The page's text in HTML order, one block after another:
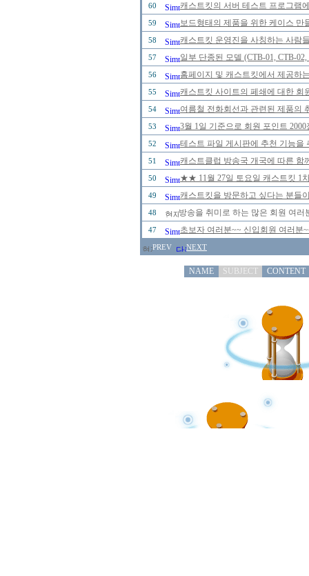
60 캐스트킷의 서버 테스트 프로그램
59 보드형태의 제품을 위한 케이스 만
58 캐스트킷 운영진을 사칭하는 사람
57 일부 단종된 모델 (CTB-01, CTB-
56 홈페이지 및 캐스트킷에서 제공하
55 캐스트킷 사이트의 페쇄에 대한
54 여름철 전화회선과 관련된 제품의
53 3월 1일 기준으로 회원 포인트
52 테스트 파일 게시판에 추천 기능
51 캐스트클럽 방송국 개국에 따른
50 ★★ 11월 27일 토요일 캐스트킷
49 캐스트킷을 방문하고 싶다는 분들
48 방송을 취미로 하는 많은 회원 여
47 초보자 여러분~~ 신입회원 여러
PREV NEXT